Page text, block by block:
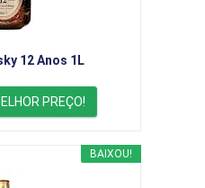
12 Anos 1L
PREÇO!
BAIXOU!